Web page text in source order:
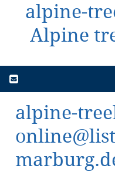
alpine-
Alpine
alpine-